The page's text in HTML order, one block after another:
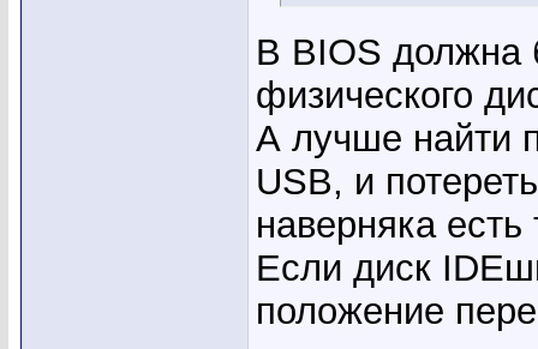
В BIOS должна
физического
А лучше найти
USB, и
наверняка есть
Если диск
положение